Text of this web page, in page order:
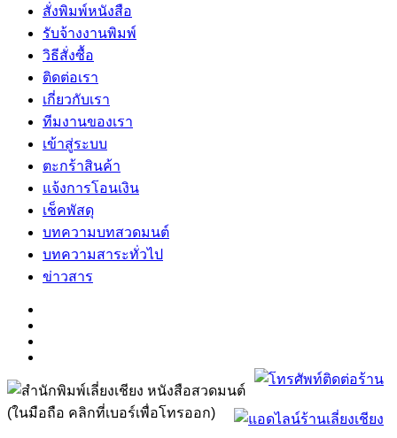
สั่งพิมพ์หนังสือ
รับจ้างงานพิมพ์
วิธีสั่งซื้อ
ติดต่อเรา
เกี่ยวกับเรา
ทีมงานของเรา
เข้าสู่ระบบ
ตะกร้าสินค้า
แจ้งการโอนเงิน
เช็คพัสดุ
บทความบทสวดมนต์
บทความสาระทั่วไป
ข่าวสาร
(ในมือถือ คลิกที่เบอร์เพื่อโทรออก)